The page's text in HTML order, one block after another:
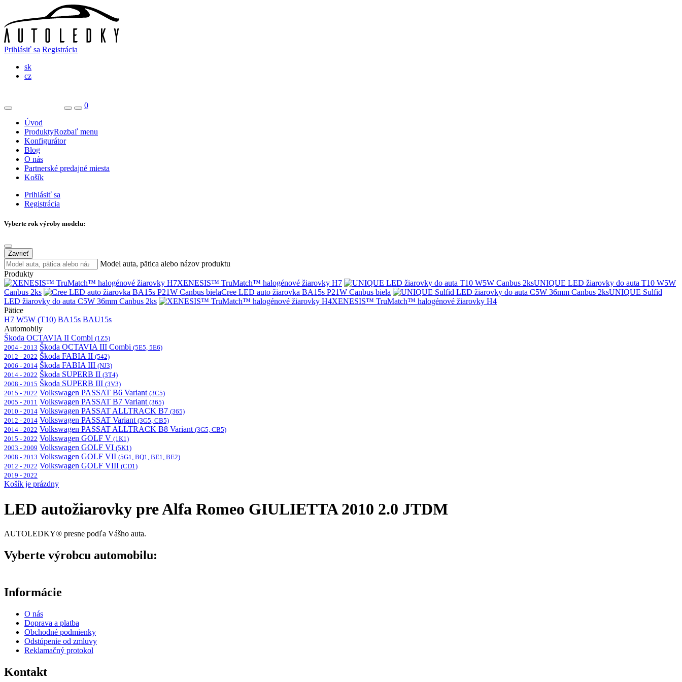
Prihlásiť sa Registrácia
sk
cz
0
Úvod
ProduktyRozbaľ menu
Konfigurátor
Blog
O nás
Partnerské predajné miesta
Košík
Prihlásiť sa
Registrácia
Vyberte rok výroby modelu:
Zavrieť
Model auta, pätica alebo názov produktu
Produkty
XENESIS™ TruMatch™ halogénové žiarovky H7
UNIQUE LED žiarovky do auta T10 W5W
Canbus 2ks
Cree LED auto žiarovka BA15s P21W Canbus biela
UNIQUE Sulfid
LED žiarovky do auta C5W 36mm Canbus 2ks
XENESIS™ TruMatch™ halogénové žiarovky H4
Pätice
H7 W5W (T10) BA15s BAU15s
Automobily
Škoda OCTAVIA II Combi (1Z5)
2004 - 2013 Škoda OCTAVIA III Combi (5E5, 5E6)
2012 - 2022 Škoda FABIA II (542)
2006 - 2014 Škoda FABIA III (NJ3)
2014 - 2022 Škoda SUPERB II (3T4)
2008 - 2015 Škoda SUPERB III (3V3)
2015 - 2022 Volkswagen PASSAT B6 Variant (3C5)
2005 - 2011 Volkswagen PASSAT B7 Variant (365)
2010 - 2014 Volkswagen PASSAT ALLTRACK B7 (365)
2012 - 2014 Volkswagen PASSAT Variant (3G5, CB5)
2014 - 2022 Volkswagen PASSAT ALLTRACK B8 Variant (3G5, CB5)
2015 - 2022 Volkswagen GOLF V (1K1)
2003 - 2009 Volkswagen GOLF VI (5K1)
2008 - 2013 Volkswagen GOLF VII (5G1, BQ1, BE1, BE2)
2012 - 2022 Volkswagen GOLF VIII (CD1)
2019 - 2022
Košík je prázdny
LED autožiarovky pre Alfa Romeo GIULIETTA 2010 2.0 JTDM
AUTOLEDKY® presne podľa Vášho auta.
Vyberte výrobcu automobilu:
Informácie
O nás
Doprava a platba
Obchodné podmienky
Odstúpenie od zmluvy
Reklamačný protokol
Kontakt